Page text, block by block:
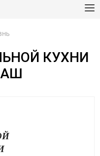
КУХНИ